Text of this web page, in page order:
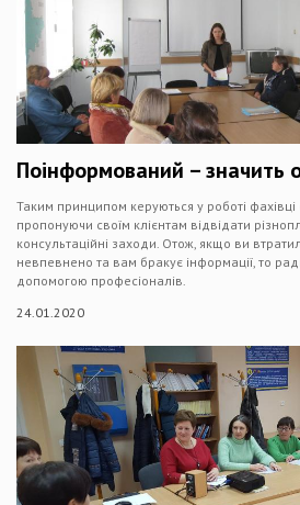
Поінформований – значить
Таким принципом керуються у роботі фахівці
пропонуючи своїм клієнтам відвідати
консультаційні заходи. Отож, якщо ви
невпевнено та вам бракує інформації, то
допомогою професіоналів.
24.01.2020